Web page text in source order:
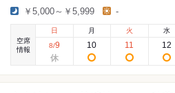
￥5,000～￥5,999 -
空席
情報
日
8/9
月
10
火
11
水
12